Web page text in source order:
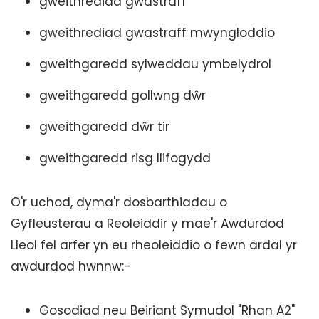
gweithrediad gwastraff mwyngloddio
gweithgaredd sylweddau ymbelydrol
gweithgaredd gollwng dŵr
gweithgaredd dŵr tir
gweithgaredd risg llifogydd
O'r uchod, dyma'r dosbarthiadau o
Gyfleusterau a Reoleiddir y mae'r Awdurdod
Lleol fel arfer yn eu rheoleiddio o fewn ardal yr
awdurdod hwnnw:-
Gosodiad neu Beiriant Symudol "Rhan A2"